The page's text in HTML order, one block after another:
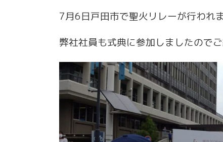
7月6日戸田市で聖火リレーが行われ
弊社社員も式典に参加しましたので